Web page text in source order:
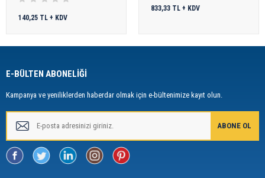
140,25 TL + KDV
833,33 TL + KDV
E-BÜLTEN ABONELİĞİ
Kampanya ve yeniliklerden haberdar olmak için e-bültenimize kayıt olun.